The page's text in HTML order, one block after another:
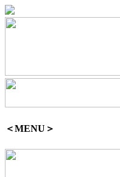
＜MENU＞